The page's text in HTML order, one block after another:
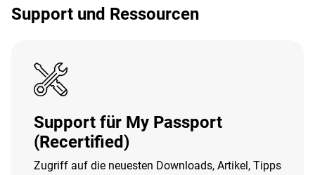
Support und Ressourcen
Support für My Passport
(Recertified)
Zugriff auf die neuesten Downloads, Artikel, Tipps